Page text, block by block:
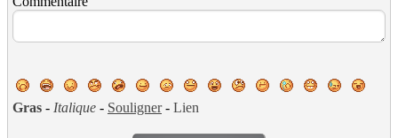
Gras - Italique - Souligner- Lien